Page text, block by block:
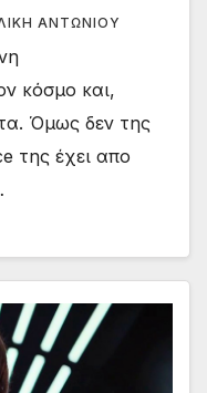
ΑΝΤΩΝΊΟΥ
κόσμο και,
Όμως δεν της
της έχει απο